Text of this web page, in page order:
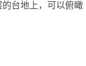
台地上，可以俯瞰